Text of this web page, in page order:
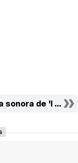
de 'I Am A